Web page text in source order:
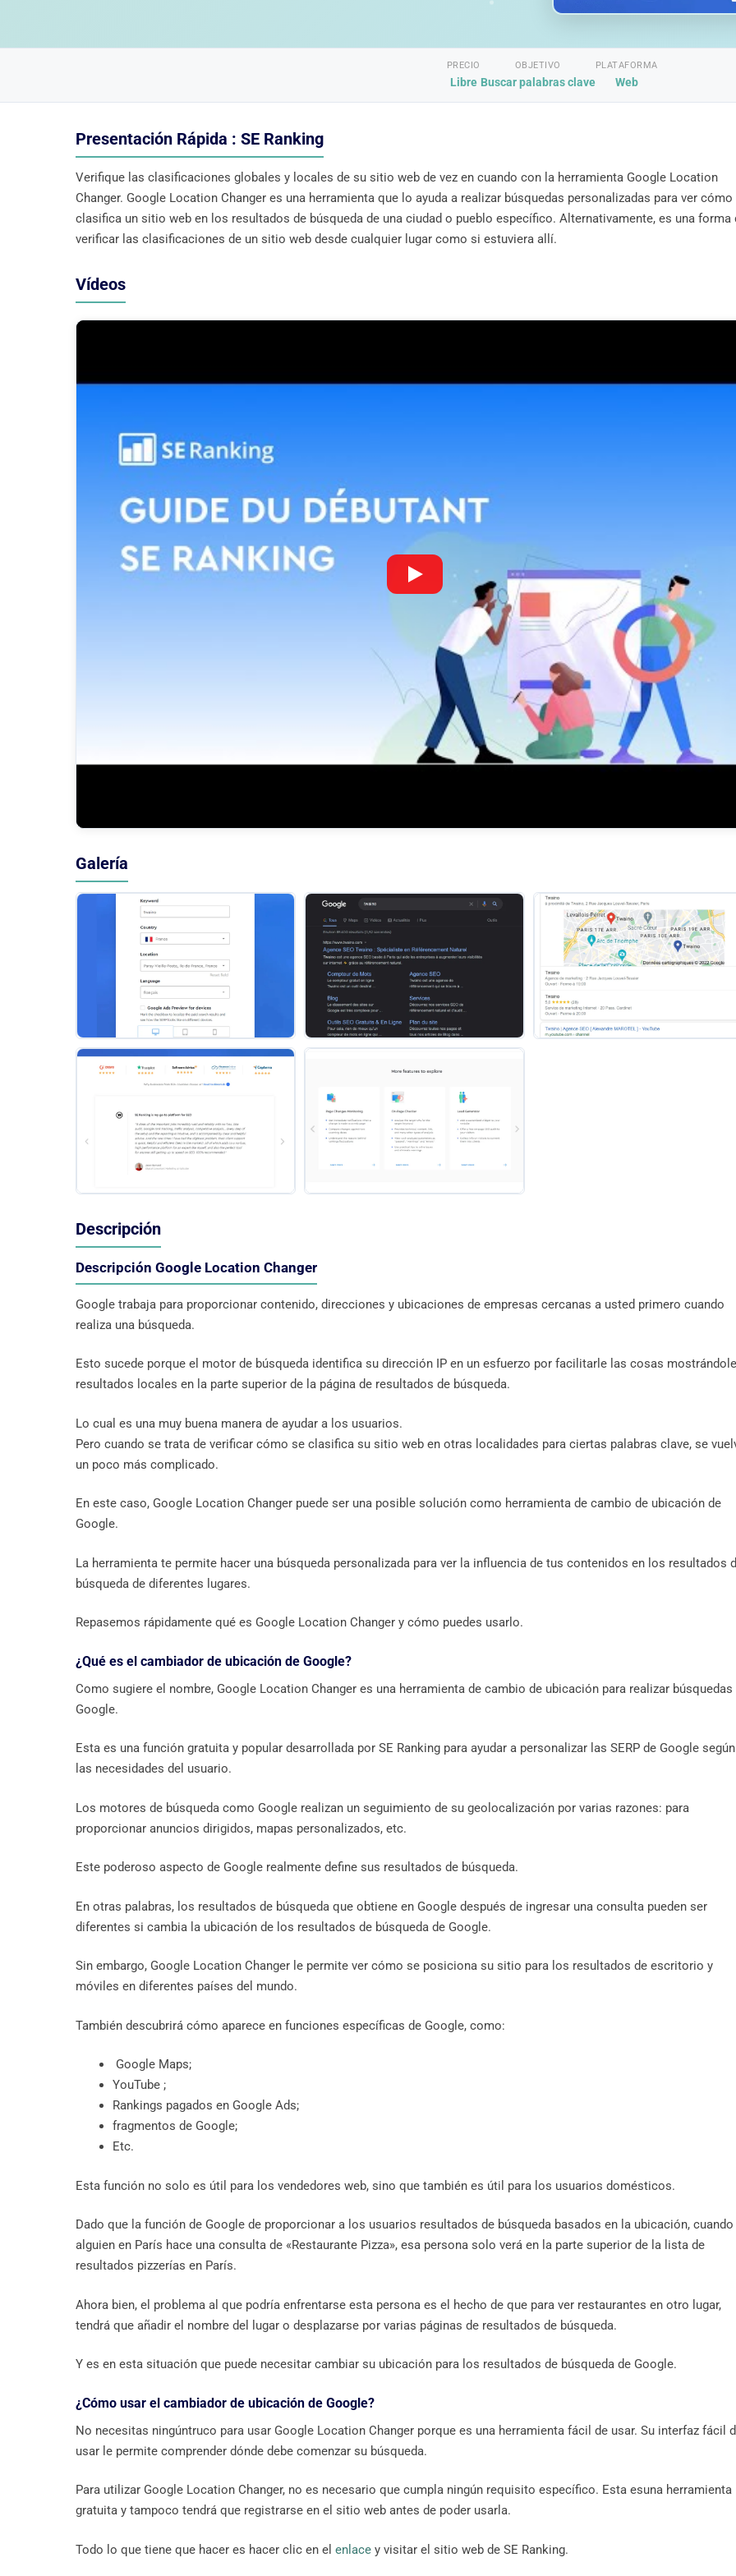
PRECIO
Libre
OBJETIVO
Buscar palabras clave
PLATAFORMA
Web
Presentación Rápida : SE Ranking
Verifique las clasificaciones globales y locales de su sitio web de vez en cuando con la herramienta Google Location
Changer. Google Location Changer es una herramienta que lo ayuda a realizar búsquedas personalizadas para ver cómo
clasifica un sitio web en los resultados de búsqueda de una ciudad o pueblo específico. Alternativamente, es una forma
verificar las clasificaciones de un sitio web desde cualquier lugar como si estuviera allí.
Vídeos
Galería
Descripción
Descripción Google Location Changer
Google trabaja para proporcionar contenido, direcciones y ubicaciones de empresas cercanas a usted primero cuando
realiza una búsqueda.
Esto sucede porque el motor de búsqueda identifica su dirección IP en un esfuerzo por facilitarle las cosas mostrándole
resultados locales en la parte superior de la página de resultados de búsqueda.
Lo cual es una muy buena manera de ayudar a los usuarios.
Pero cuando se trata de verificar cómo se clasifica su sitio web en otras localidades para ciertas palabras clave, se
un poco más complicado.
En este caso, Google Location Changer puede ser una posible solución como herramienta de cambio de ubicación de
Google.
La herramienta te permite hacer una búsqueda personalizada para ver la influencia de tus contenidos en los resultados
búsqueda de diferentes lugares.
Repasemos rápidamente qué es Google Location Changer y cómo puedes usarlo.
¿Qué es el cambiador de ubicación de Google?
Como sugiere el nombre, Google Location Changer es una herramienta de cambio de ubicación para realizar búsquedas
Google.
Esta es una función gratuita y popular desarrollada por SE Ranking para ayudar a personalizar las SERP de Google según
las necesidades del usuario.
Los motores de búsqueda como Google realizan un seguimiento de su geolocalización por varias razones: para
proporcionar anuncios dirigidos, mapas personalizados, etc.
Este poderoso aspecto de Google realmente define sus resultados de búsqueda.
En otras palabras, los resultados de búsqueda que obtiene en Google después de ingresar una consulta pueden ser
diferentes si cambia la ubicación de los resultados de búsqueda de Google.
Sin embargo, Google Location Changer le permite ver cómo se posiciona su sitio para los resultados de escritorio y
móviles en diferentes países del mundo.
También descubrirá cómo aparece en funciones específicas de Google, como:
Google Maps;
YouTube ;
Rankings pagados en Google Ads;
fragmentos de Google;
Etc.
Esta función no solo es útil para los vendedores web, sino que también es útil para los usuarios domésticos.
Dado que la función de Google de proporcionar a los usuarios resultados de búsqueda basados ​​en la ubicación, cuando
alguien en París hace una consulta de «Restaurante Pizza», esa persona solo verá en la parte superior de la lista de
resultados pizzerías en París.
Ahora bien, el problema al que podría enfrentarse esta persona es el hecho de que para ver restaurantes en otro lugar,
tendrá que añadir el nombre del lugar o desplazarse por varias páginas de resultados de búsqueda.
Y es en esta situación que puede necesitar cambiar su ubicación para los resultados de búsqueda de Google.
¿Cómo usar el cambiador de ubicación de Google?
No necesitas ningúntruco para usar Google Location Changer porque es una herramienta fácil de usar. Su interfaz fácil
usar le permite comprender dónde debe comenzar su búsqueda.
Para utilizar Google Location Changer, no es necesario que cumpla ningún requisito específico. Esta esuna herramienta
gratuita y tampoco tendrá que registrarse en el sitio web antes de poder usarla.
Todo lo que tiene que hacer es hacer clic en el enlace y visitar el sitio web de SE Ranking.